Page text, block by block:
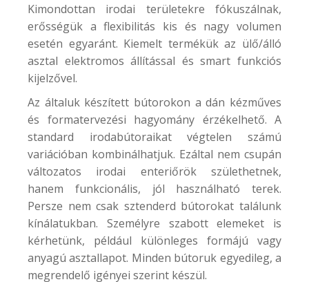
Kimondottan irodai területekre fókuszálnak,
erősségük a flexibilitás kis és nagy volumen
esetén egyaránt. Kiemelt termékük az ülő/álló
asztal elektromos állítással és smart funkciós
kijelzővel.
Az általuk készített bútorokon a dán kézműves
és formatervezési hagyomány érzékelhető. A
standard irodabútoraikat végtelen számú
variációban kombinálhatjuk. Ezáltal nem csupán
változatos irodai enteriőrök születhetnek,
hanem funkcionális, jól használható terek.
Persze nem csak sztenderd bútorokat találunk
kínálatukban. Személyre szabott elemeket is
kérhetünk, például különleges formájú vagy
anyagú asztallapot. Minden bútoruk egyedileg, a
megrendelő igényei szerint készül.